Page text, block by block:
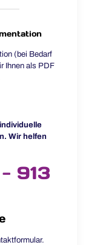
(bei Bedarf
Ihnen als PDF
Wir helfen
913